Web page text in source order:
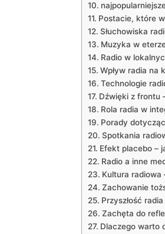
Postacie, które
Słuchowiska
Muzyka w
Radio w
Wpływ radia na
Technologie
Dźwięki z frontu
Rola radia w
Porady
Spotkania
Efekt placebo –
Radio a inne
Kultura radiowa
Zachowanie
Przyszłość
Zachęta do
Dlaczego warto